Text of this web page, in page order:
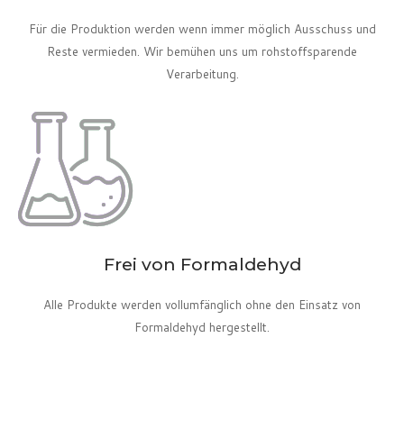
Für die Produktion werden wenn immer möglich Ausschuss und
Reste vermieden. Wir bemühen uns um rohstoffsparende
Verarbeitung.
Frei von Formaldehyd
Alle Produkte werden vollumfänglich ohne den Einsatz von
Formaldehyd hergestellt.